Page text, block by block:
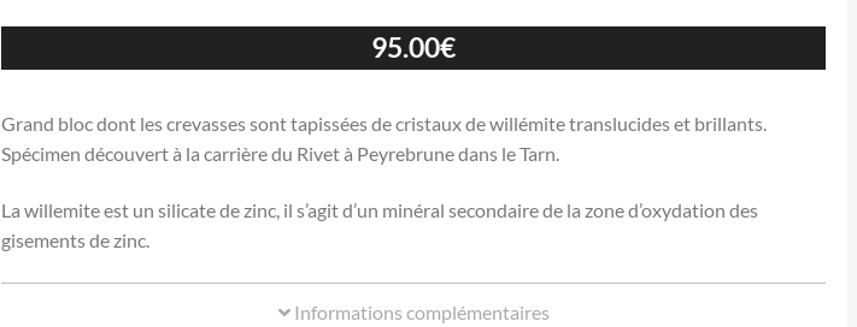
95.00€
Grand bloc dont les crevasses sont tapissées de cristaux de willémite translucides et brillants.
Spécimen découvert à la carrière du Rivet à Peyrebrune dans le Tarn.
La willemite est un silicate de zinc, il s’agit d’un minéral secondaire de la zone d’oxydation des
gisements de zinc.
Informations complémentaires